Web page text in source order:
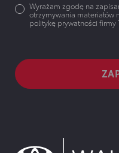
Wyrażam zgodę na
otrzymywania
politykę prywatności firmy